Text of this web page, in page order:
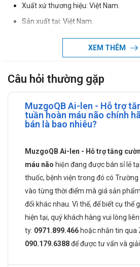
Xuất xứ thương hiệu: Việt Nam.
Sản xuất tại: Việt Nam.
Giao hàng: Toàn quốc.
Thành phần của
Ginkgo biloba.
Đinh lăng.
Nattokinase.
Giúp hoạt huyết, hỗ trợ tăng cường
Đối tượng có thể sử dụng
Người bị thiểu năng tuần hoàn não
mắt, chóng mặt, buồn nôn, đau đầu,
Người bị tai biến mạch máu não do
XEM THÊM
Câu hỏi thường gặp
MuzgoQB Ai-len - Hỗ trợ
tuần hoàn máu não chính
bán là bao nhiêu?
MuzgoQB Ai-len - Hỗ trợ tăng
máu não hiện đang được bán sỉ lẻ
thuốc, bệnh viện trong đó có
vào từng thời điểm mà giá sản
đổi khác nhau. Vì thế, để biết cụ thể
hiện tại, quý khách hàng vui lòng
ty: 0971.899.466 hoặc nhắn tin qua
090.179.6388để được tư vấn và giải